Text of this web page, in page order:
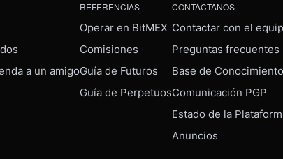
a un amigo
REFERENCIAS
Operar en BitMEX
Comisiones
Guía de Futuros
Guía de Perpetuos
CONTÁCTANOS
Contactar con el
Preguntas frecuentes
Base de
Comunicación PGP
Estado de la
Anuncios